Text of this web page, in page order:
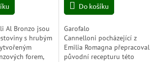
Al Bronzo jsou
s hrubým
forem,
5
Do košíku
Garofalo
Cannelloni pocházející z
Emilia Romagna přepracoval
původní recepturu této